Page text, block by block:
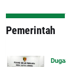
Pemerintah